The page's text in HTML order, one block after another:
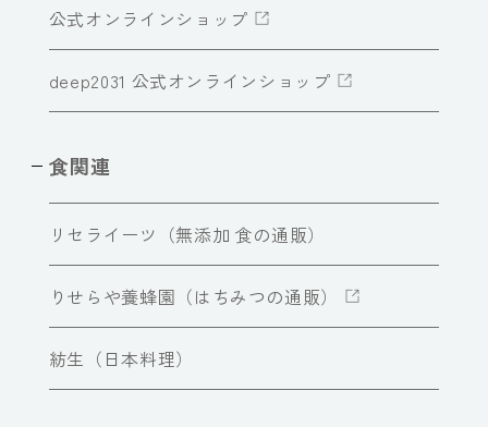
公式オンラインショップ
deep2031 公式オンラインショップ
食関連
リセライーツ（無添加 食の通販）
りせらや養蜂園（はちみつの通販）
紡生（日本料理）